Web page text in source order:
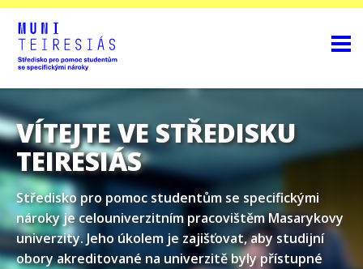
VÍTEJTE VE STŘEDISKU
TEIRESIÁS
Středisko pro pomoc studentům se specifickými
nároky je celouniverzitním pracovištěm Masarykovy
univerzity. Jeho úkolem je zajišťovat, aby studijní
obory akreditované na univerzitě byly přístupné